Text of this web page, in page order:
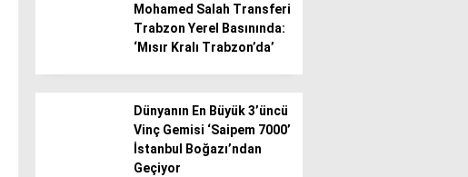
Mohamed Salah Transferi
Trabzon Yerel Basınında:
‘Mısır Kralı Trabzon’da’
Dünyanın En Büyük 3’üncü
Vinç Gemisi ‘Saipem 7000’
İstanbul Boğazı’ndan
Geçiyor